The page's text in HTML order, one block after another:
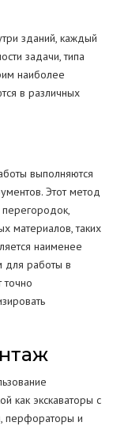
зданий, каждый
задачи, типа
наиболее
в различных
выполняются
Этот метод
перегородок,
материалов, таких
наименее
для работы в
как экскаваторы с
перфораторы и